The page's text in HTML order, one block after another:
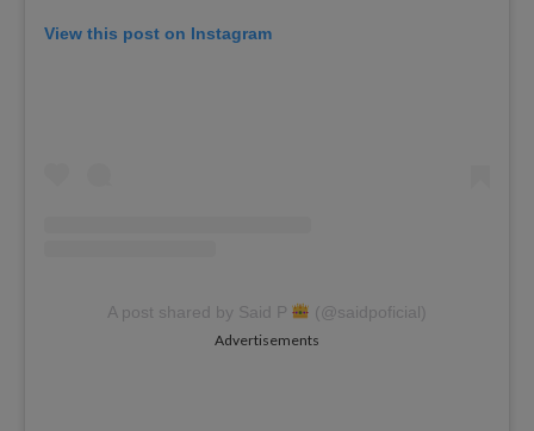
View this post on Instagram
A post shared by Said P (@saidpoficial)
Advertisements